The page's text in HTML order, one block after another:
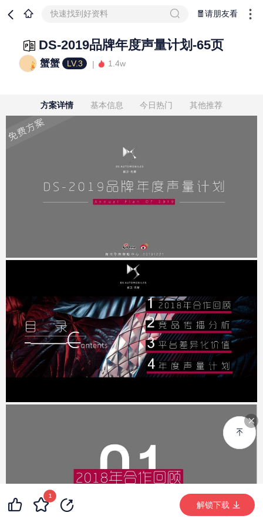
快速找到好资料 🧧请朋友看
DS-2019品牌年度声量计划-65页
蟹蟹 LV.3 1.4w
方案详情 基本信息 今日热门 其他推荐
99+
解锁下载 (16828次)
1
解锁下载